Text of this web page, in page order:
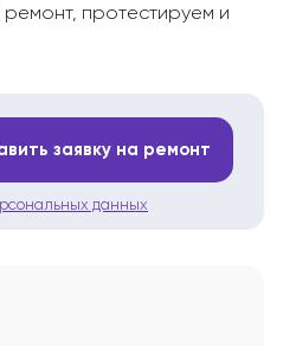
протестируем и
заявку на ремонт
данных